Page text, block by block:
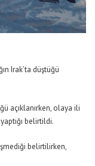
Irak’ta düştüğü
açıklanırken, olaya ili
belirtildi.
belirtilirken,